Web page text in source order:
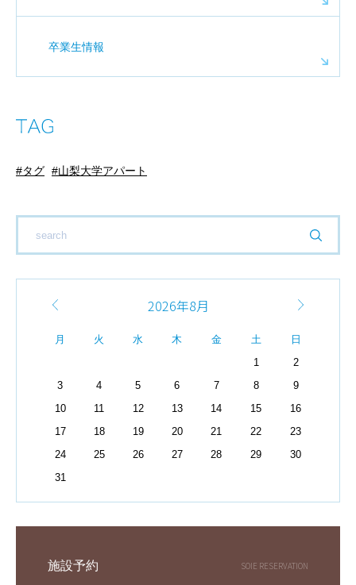
卒業生情報
タグ 山梨大学アパート
2026年8月
月 火 水 木 金 土
日
1
2
3
4 5 6 7 8
9
10
11 12 13 14 15
16
17
18 19 20 21 22
23
24
25 26 27 28 29
30
31
施設予約